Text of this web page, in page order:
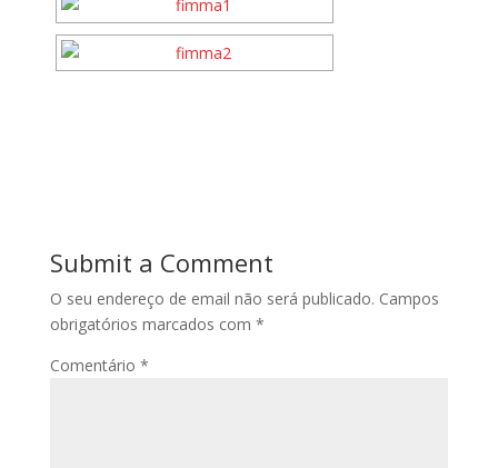
Submit a Comment
O seu endereço de email não será publicado. Campos
obrigatórios marcados com *
Comentário *